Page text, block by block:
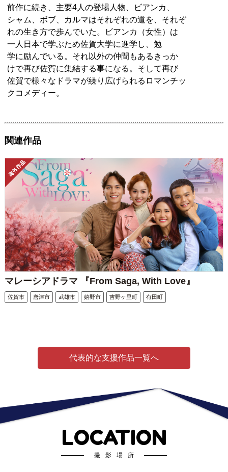
前作に続き、主要4人の登場人物、ビアンカ、
シャム、ボブ、カルマはそれぞれの道を、それぞ
れの生き方で歩んでいた。ビアンカ（女性）は
一人日本で学ぶため佐賀大学に進学し、勉
学に励んでいる。それ以外の仲間もあるきっか
けで再び佐賀に集結する事になる。そして再び
佐賀で様々なドラマが繰り広げられるロマンチッ
クコメディー。
関連作品
マレーシアドラマ 『From Saga, With Love』
佐賀市 唐津市 武雄市 嬉野市 吉野ヶ里町 有田町
代表的な支援作品一覧へ
LOCATION
撮影場所